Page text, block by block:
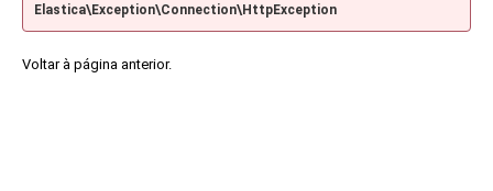
Elastica\Exception\Connection\HttpException
Voltar à página anterior.